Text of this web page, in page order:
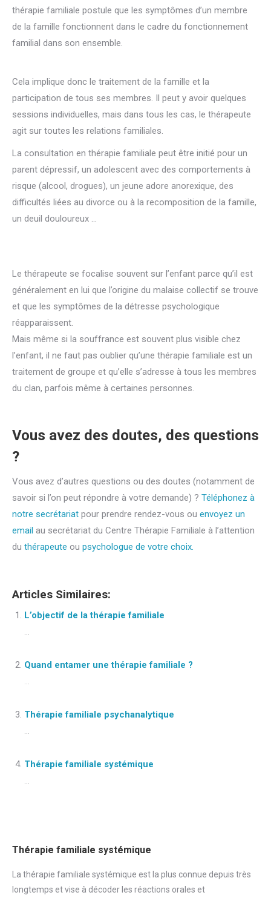
thérapie familiale postule que les symptômes d’un membre
de la famille fonctionnent dans le cadre du fonctionnement
familial dans son ensemble.
Cela implique donc le traitement de la famille et la
participation de tous ses membres. Il peut y avoir quelques
sessions individuelles, mais dans tous les cas, le thérapeute
agit sur toutes les relations familiales.
La consultation en thérapie familiale peut être initié pour un
parent dépressif, un adolescent avec des comportements à
risque (alcool, drogues), un jeune adore anorexique, des
difficultés liées au divorce ou à la recomposition de la famille,
un deuil douloureux …
Le thérapeute se focalise souvent sur l’enfant parce qu’il est
généralement en lui que l’origine du malaise collectif se trouve
et que les symptômes de la détresse psychologique
réapparaissent.
Mais même si la souffrance est souvent plus visible chez
l’enfant, il ne faut pas oublier qu’une thérapie familiale est un
traitement de groupe et qu’elle s’adresse à tous les membres
du clan, parfois même à certaines personnes.
Vous avez des doutes, des questions
?
Vous avez d’autres questions ou des doutes (notamment de
savoir si l’on peut répondre à votre demande) ? Téléphonez à
notre secrétariat pour prendre rendez-vous ou envoyez un
email au secrétariat du Centre Thérapie Familiale à l’attention
du thérapeute ou psychologue de votre choix.
Articles Similaires:
L’objectif de la thérapie familiale
...
Quand entamer une thérapie familiale ?
...
Thérapie familiale psychanalytique
...
Thérapie familiale systémique
...
Thérapie familiale systémique
La thérapie familiale systémique est la plus connue depuis très
longtemps et vise à décoder les réactions orales et